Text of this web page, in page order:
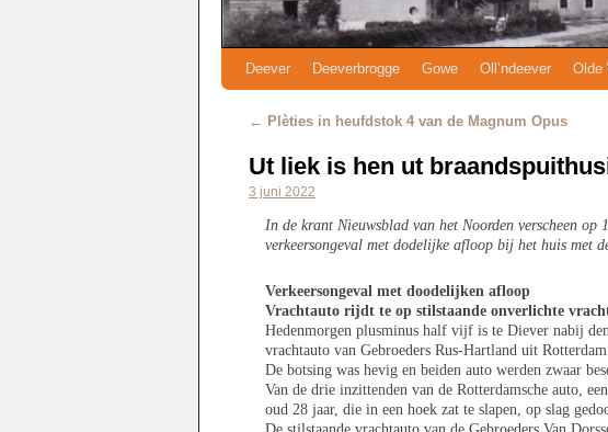
Deever Deeverbrogge Gowe Oll’ndeever Olde
← Plèties in heufdstok 4 van de Magnum Opus
Ut liek is hen ut
3 juni 2022
In de krant Nieuwsblad van het Noorden verscheen op
verkeersongeval met dodelijke afloop bij het huis met
Verkeersongeval met doodelijken afloop
Vrachtauto rijdt te op stilstaande onverlichte
Hedenmorgen plusminus half vijf is te Diever nabij
vrachtauto van Gebroeders Rus-Hartland uit
De botsing was hevig en beiden auto werden zwaar
Van de drie inzittenden van de Rotterdamsche auto,
oud 28 jaar, die in een hoek zat te slapen, op slag